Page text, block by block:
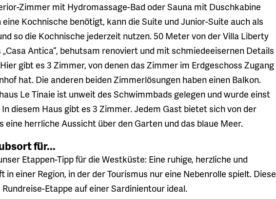
Zimmer mit Hydromassage-Bad oder Sauna mit Duschkabine
Kochnische benötigt, kann die Suite und Junior-Suite auch als
so die Kochnische jederzeit nutzen. 50 Meter von der Villa Liberty
Antica“, behutsam renoviert und mit schmiedeeisernen Details
gibt es 3 Zimmer, von denen das Zimmer im Erdgeschoss Zugang
hat. Die anderen beiden Zimmerlösungen haben einen Balkon.
Le Tinaie ist unweit des Schwimmbads gelegen und wurde einst
diesem Haus gibt es 3 Zimmer. Jedem Gast bietet sich von der
eine herrliche Aussicht über den Garten und das blaue Meer.
für...
Etappen-Tipp für die Westküste: Eine ruhige, herzliche und
einer Region, in der der Tourismus nur eine Nebenrolle spielt. Diese
Etappe auf einer Sardinientour ideal.